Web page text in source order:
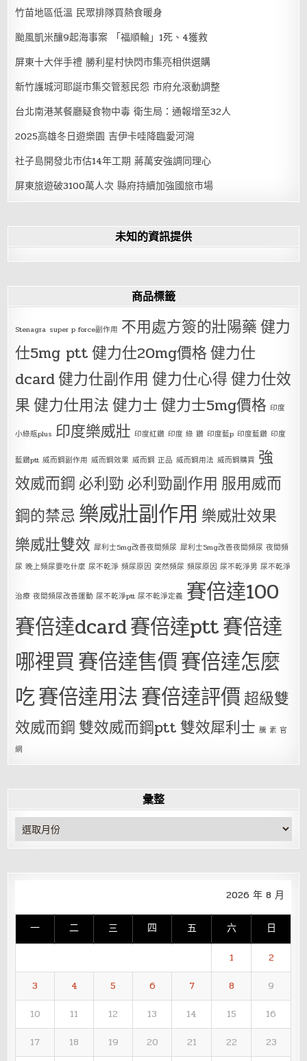
竹苗地區低溫 民眾排隊買熱食暖身
颱風凱米釀9起海事案 「福順輪」1死、4獲救
屏東十大伴手禮 勝利星村快閃市集亮相供選購
新竹護城河耶誕市集交管惹民怨 市府允滾動調整
台北南港某餐廳疑食物中毒 衛生局：通報增至32人
2025高雄冬日遊樂園 吉伊卡哇降臨愛河灣
社子島開發北市估14年工期 蔣萬安強調同理心
屏東旅遊破3100萬人次 縣府持續加強國旅市場
未知的資訊提供
商品標籤
Stenagra super p force副作用 不用處方簽的壯陽藥健力
仕5mg ptt健力仕20mg價格健力仕
dcard健力仕副作用 健力仕心得健力仕效
果健力仕用法健力士健力士5mg價格 印度
小綠瓶plus 印度樂威壯 印度紅鑽 印度 綠 鑽 印度藍p 印度藍鑽 印度
藍鑽ptt 威而鋼副作用 威而鋼效果 威而鋼 正品 威而鋼用法 威而鋼購買 強
效威而鋼 必利勁 必利勁副作用 服用威而
鋼的禁忌 樂威壯副作用 樂威壯效果
樂威壯雙效 犀利士5mg改善夜間頻尿 犀利士5mg改善夜間頻尿 夜間頻
尿 晚上頻尿要吃什麼 尿不乾淨 頻尿原因 突然頻尿 頻尿原因 尿不乾淨男 尿不乾淨
治療 夜間頻尿改善運動 尿不乾淨ptt 尿不乾淨定義 賽倍達100
賽倍達dcard賽倍達ptt賽倍達
哪裡買賽倍達售價賽倍達怎麼
吃賽倍達用法賽倍達評價超級雙
效威而鋼 雙效威而鋼ptt 雙效犀利士 騰 素 官
網
彙整
彙
整
2026 年 8 月
一 二 三 四 五 六 日
1
2
3
4 5 6 7 8
9
10
11 12 13 14 15
16
17
18 19 20 21 22
23